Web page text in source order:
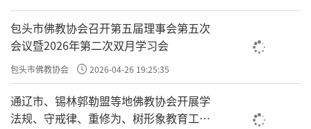
许方勇解读《了凡四训》（三七）
许方勇解读《了凡四训》（三八）
许方勇解读《了凡四训》（三九）
包头市佛教协会召开第五届理事会第五次
会议暨2026年第二次双月学习会
包头市佛教协会 2026-04-26 19:25:35
通辽市、锡林郭勒盟等地佛教协会开展学
法规、守戒律、重修为、树形象教育工作